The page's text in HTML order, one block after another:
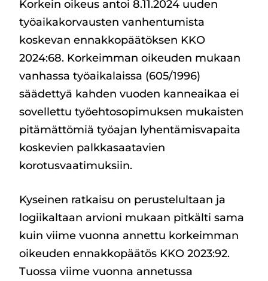
Korkein oikeus antoi 8.11.2024 uuden
työaikakorvausten vanhentumista
koskevan ennakkopäätöksen KKO
2024:68. Korkeimman oikeuden mukaan
vanhassa työaikalaissa (605/1996)
säädettyä kahden vuoden kanneaikaa ei
sovellettu työehtosopimuksen mukaisten
pitämättömiä työajan lyhentämisvapaita
koskevien palkkasaatavien
korotusvaatimuksiin.
Kyseinen ratkaisu on perustelultaan ja
logiikaltaan arvioni mukaan pitkälti sama
kuin viime vuonna annettu korkeimman
oikeuden ennakkopäätös KKO 2023:92.
Tuossa viime vuonna annetussa